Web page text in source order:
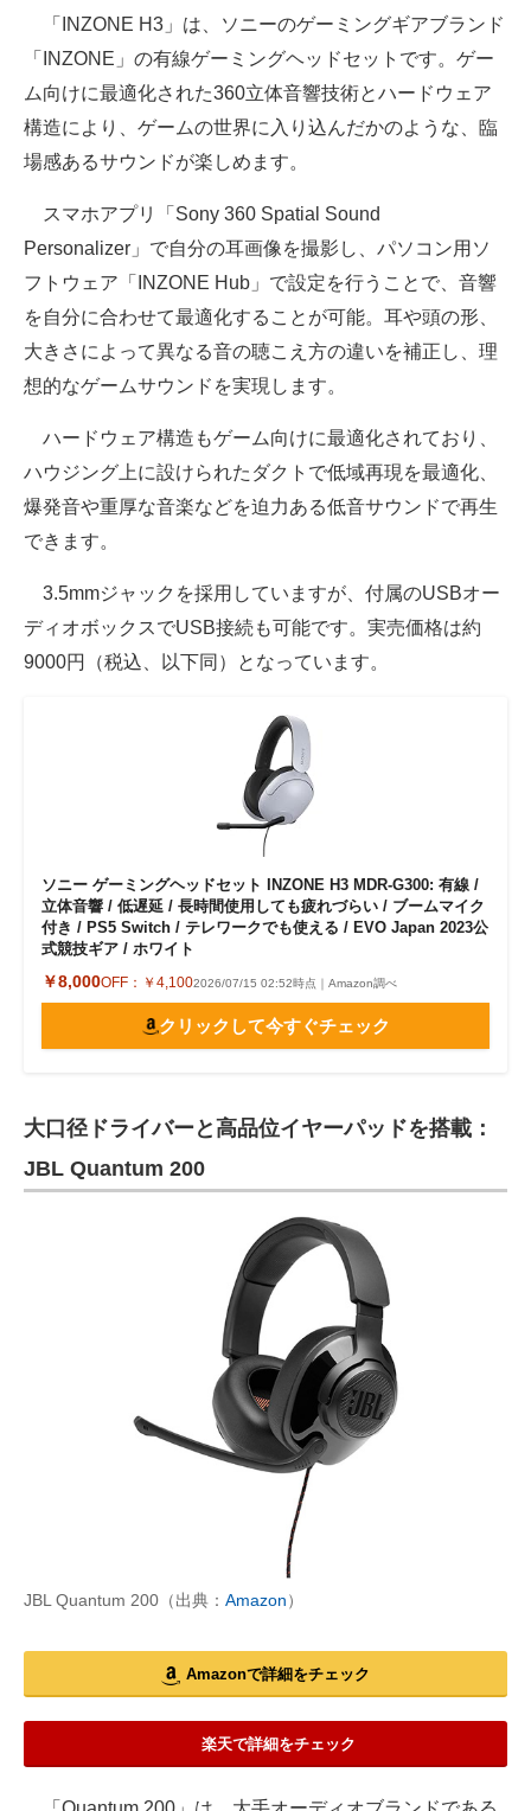
「INZONE H3」は、ソニーのゲーミングギアブランド
「INZONE」の有線ゲーミングヘッドセットです。ゲー
ム向けに最適化された360立体音響技術とハードウェア
構造により、ゲームの世界に入り込んだかのような、臨
場感あるサウンドが楽しめます。
スマホアプリ「Sony 360 Spatial Sound
Personalizer」で自分の耳画像を撮影し、パソコン用ソ
フトウェア「INZONE Hub」で設定を行うことで、音響
を自分に合わせて最適化することが可能。耳や頭の形、
大きさによって異なる音の聴こえ方の違いを補正し、理
想的なゲームサウンドを実現します。
ハードウェア構造もゲーム向けに最適化されており、
ハウジング上に設けられたダクトで低域再現を最適化、
爆発音や重厚な音楽などを迫力ある低音サウンドで再生
できます。
3.5mmジャックを採用していますが、付属のUSBオー
ディオボックスでUSB接続も可能です。実売価格は約
9000円（税込、以下同）となっています。
ソニー ゲーミングヘッドセット INZONE H3 MDR-G300: 有線 /
立体音響 / 低遅延 / 長時間使用しても疲れづらい / ブームマイク
付き / PS5 Switch / テレワークでも使える / EVO Japan 2023公
式競技ギア / ホワイト
￥8,000OFF： ￥4,1002026/07/15 02:52時点｜Amazon調べ
クリックして今すぐチェック
大口径ドライバーと高品位イヤーパッドを搭載：
JBL Quantum 200
JBL Quantum 200（出典： Amazon）
Amazonで詳細をチェック
楽天で詳細をチェック